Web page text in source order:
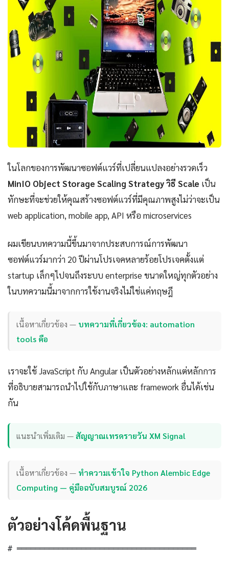
ในโลกของการพัฒนาซอฟต์แวร์ที่เปลี่ยนแปลงอย่างรวดเร็ว
MinIO Object Storage Scaling Strategy วิธี Scale เป็น
ทักษะที่จะช่วยให้คุณสร้างซอฟต์แวร์ที่มีคุณภาพสูงไม่ว่าจะเป็น
web application, mobile app, API หรือ microservices
ผมเขียนบทความนี้ขึ้นมาจากประสบการณ์การพัฒนา
ซอฟต์แวร์มากว่า 20 ปีผ่านโปรเจคหลายร้อยโปรเจคตั้งแต่
startup เล็กๆไปจนถึงระบบ enterprise ขนาดใหญ่ทุกตัวอย่าง
ในบทความนี้มาจากการใช้งานจริงไม่ใช่แค่ทฤษฎี
เนื้อหาเกี่ยวข้อง — บทความที่เกี่ยวข้อง: automation
tools คือ
เราจะใช้ JavaScript กับ Angular เป็นตัวอย่างหลักแต่หลักการ
ที่อธิบายสามารถนำไปใช้กับภาษาและ framework อื่นได้เช่น
กัน
แนะนำเพิ่มเติม —สัญญาณเทรดรายวัน XM Signal
เนื้อหาเกี่ยวข้อง — ทำความเข้าใจ Python Alembic Edge
Computing — คู่มือฉบับสมบูรณ์ 2026
ตัวอย่างโค้ดพื้นฐาน
# ═══════════════════════════════════════